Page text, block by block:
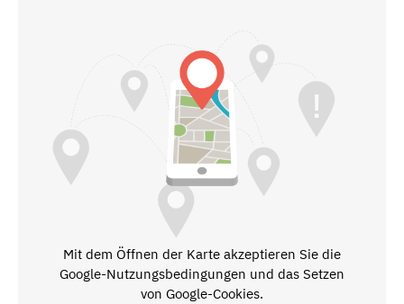
Mit dem Öffnen der Karte akzeptieren Sie die
Google-Nutzungsbedingungen und das Setzen
von Google-Cookies.